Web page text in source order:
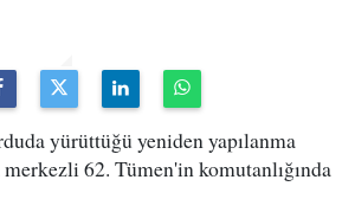
yürüttüğü yeniden yapılanma
62. Tümen'in komutanlığında